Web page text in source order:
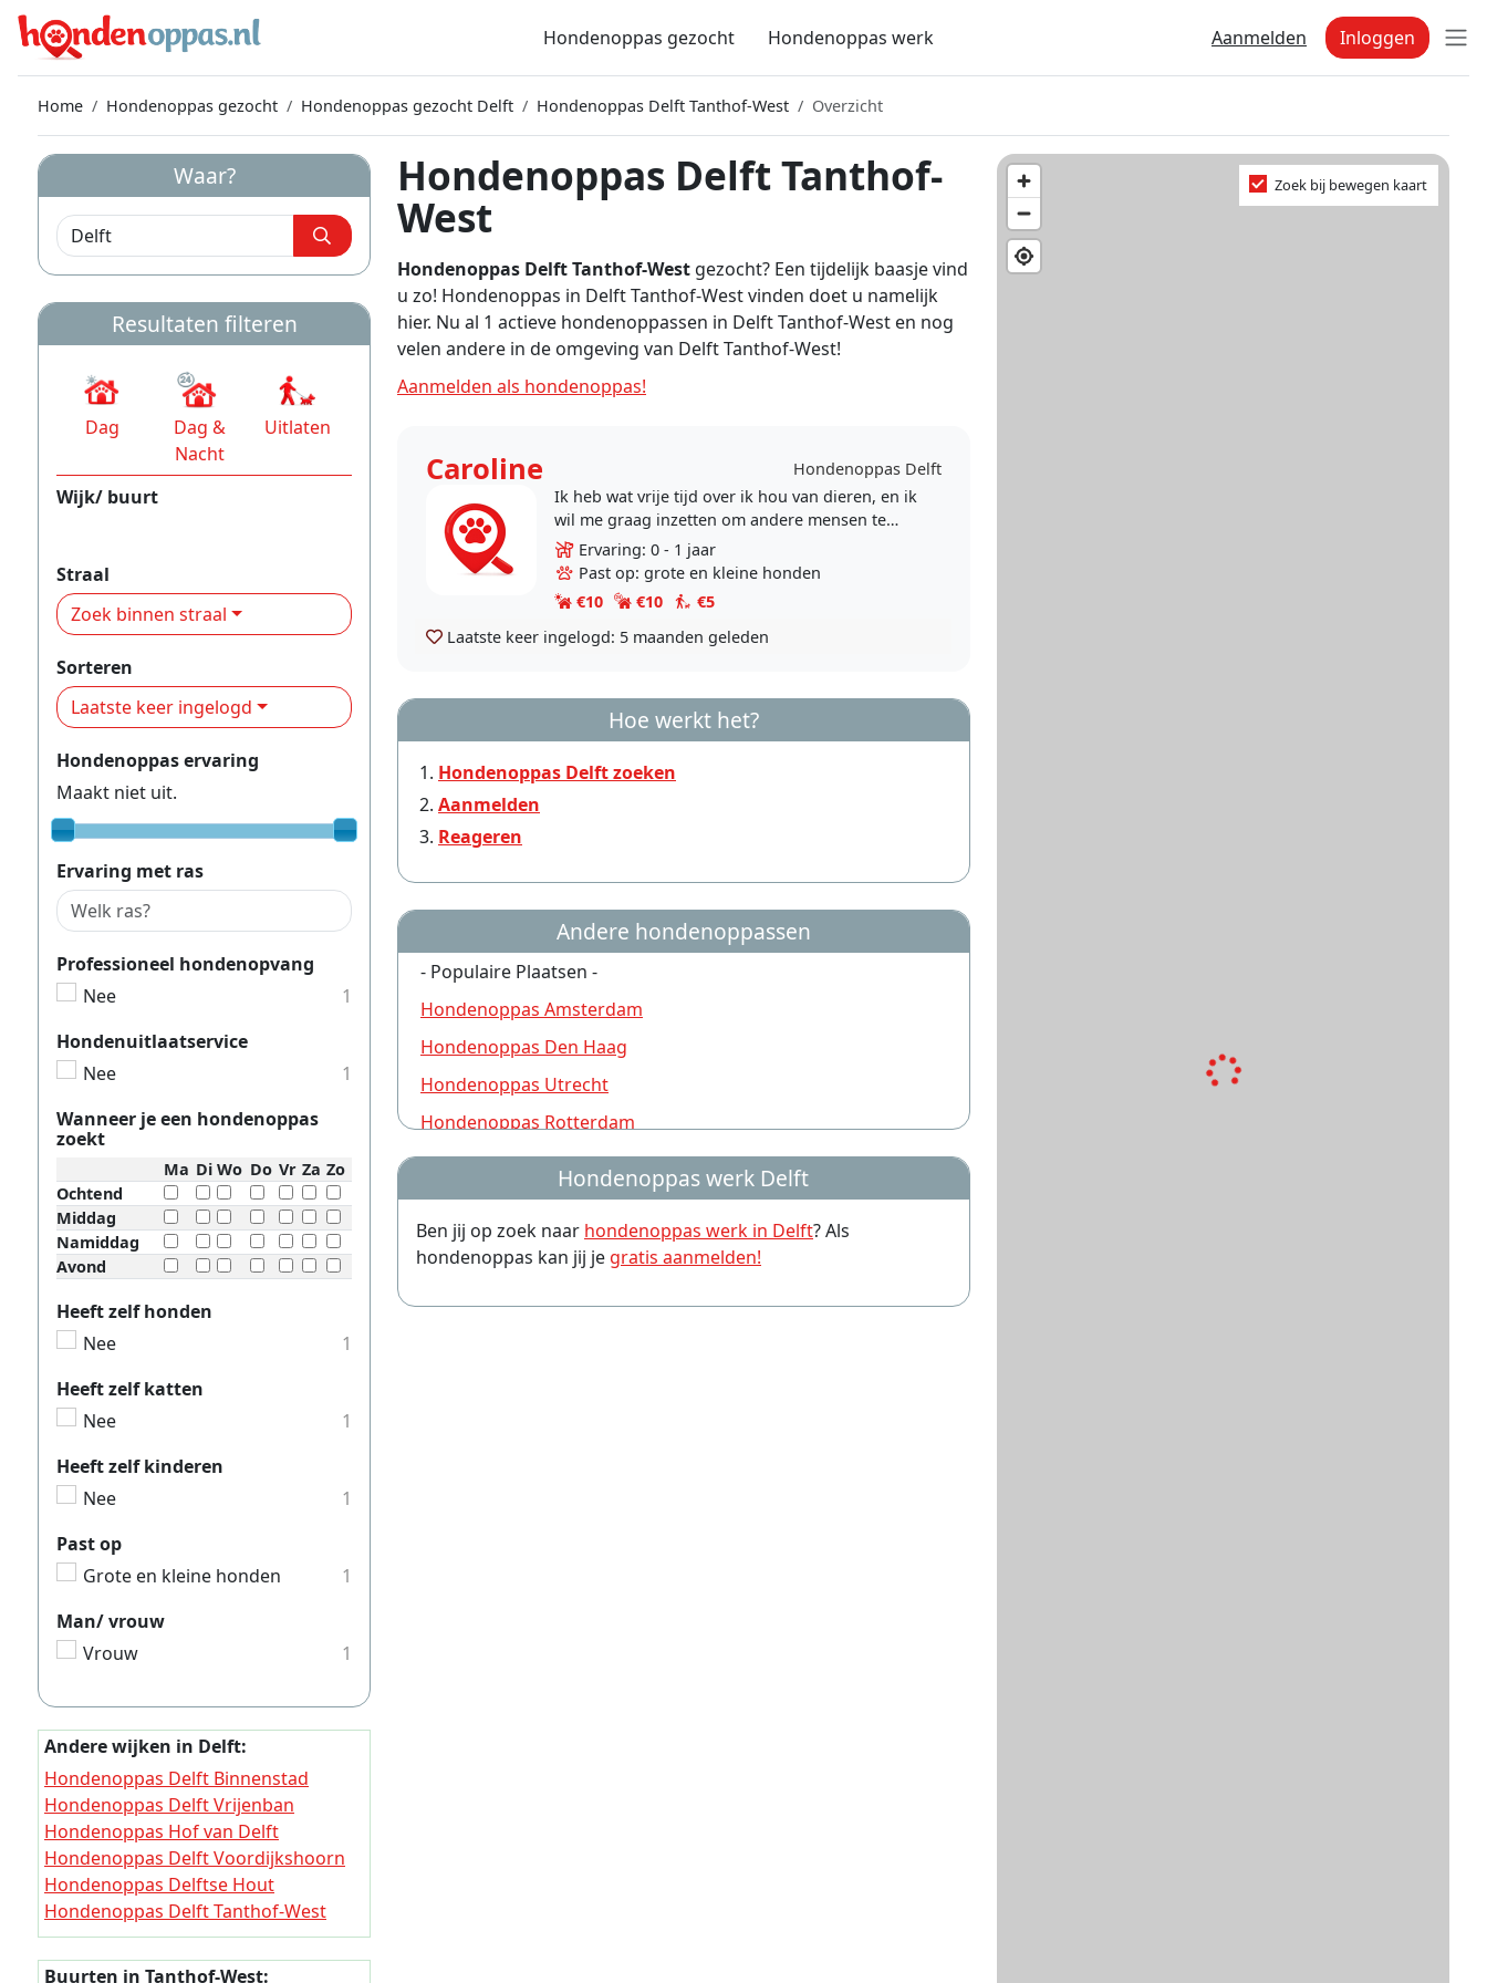
Hondenoppas gezocht Hondenoppas werk Aanmelden Inloggen
Home Hondenoppas gezocht Hondenoppas gezocht Delft Hondenoppas Delft Tanthof-West Overzicht
Hondenoppas Delft Tanthof-
West
Hondenoppas Delft Tanthof-West gezocht? Een tijdelijk baasje vind
u zo! Hondenoppas in Delft Tanthof-West vinden doet u namelijk
hier. Nu al 1 actieve hondenoppassen in Delft Tanthof-West en nog
velen andere in de omgeving van Delft Tanthof-West!
Aanmelden als hondenoppas!
Caroline
Hondenoppas Delft
Ik heb wat vrije tijd over ik hou van dieren, en ik
wil me graag inzetten om andere mensen te
helpen.
Ervaring: 0 - 1 jaar
Past op: grote en kleine honden
€10
€10
€5
Laatste keer ingelogd: 5 maanden geleden
Hoe werkt het?
Hondenoppas Delft zoeken
Aanmelden
Reageren
Andere hondenoppassen
- Populaire Plaatsen -
Hondenoppas Amsterdam
Hondenoppas Den Haag
Hondenoppas Utrecht
Hondenoppas Rotterdam
Hondenoppas Nijmegen
Hondenoppas Groningen
Hondenoppas Almere
Hondenoppas Amersfoort
Hondenoppas Arnhem
Hondenoppas werk Delft
Ben jij op zoek naar hondenoppas werk in Delft? Als
hondenoppas kan jij je gratis aanmelden!
Zoek bij bewegen kaart
Waar?
Resultaten filteren
Dag
Dag &
Nacht
Uitlaten
Wijk/ buurt
Straal
Zoek binnen straal
Sorteren
Laatste keer ingelogd
Hondenoppas ervaring
Maakt niet uit.
Ervaring met ras
Professioneel hondenopvang
Nee
1
Hondenuitlaatservice
Nee
1
Wanneer je een hondenoppas
zoekt
Ma Di Wo Do Vr Za Zo
Ochtend
Middag
Namiddag
Avond
Heeft zelf honden
Nee
1
Heeft zelf katten
Nee
1
Heeft zelf kinderen
Nee
1
Past op
Grote en kleine honden
1
Man/ vrouw
Vrouw
1
Andere wijken in Delft:
Hondenoppas Delft Binnenstad
Hondenoppas Delft Vrijenban
Hondenoppas Hof van Delft
Hondenoppas Delft Voordijkshoorn
Hondenoppas Delftse Hout
Hondenoppas Delft Tanthof-West
Hondenoppas Delft Tanthof-Oost
Hondenoppas Delft Voorhof
Buurten in Tanthof-West: